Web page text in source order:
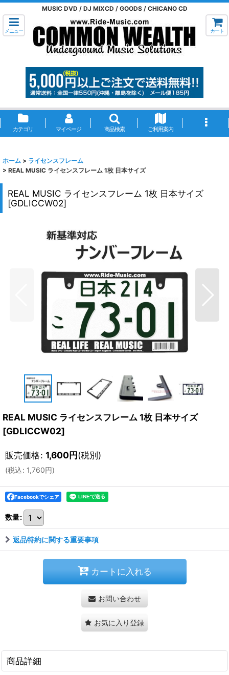
MUSIC DVD / DJ MIXCD / GOODS / CHICANO CD
メニュー カート
カテゴリ マイページ 商品検索 ご利用案内
ホーム > ライセンスフレーム
> REAL MUSIC ライセンスフレーム 1枚 日本サイズ
REAL MUSIC ライセンスフレーム 1枚 日本サイズ
[GDLICCW02]
REAL MUSIC ライセンスフレーム 1枚 日本サイズ
[GDLICCW02]
販売価格: 1,600円(税別)
(税込: 1,760円)
Facebookでシェア
数量:
返品特約に関する重要事項
カートに入れる
お問い合わせ
お気に入り登録
商品詳細